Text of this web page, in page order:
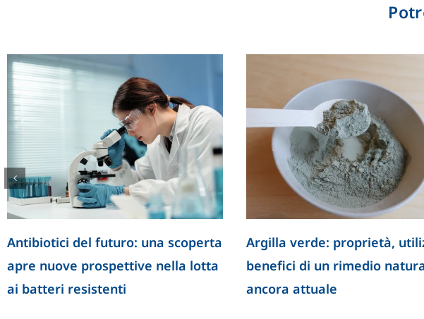
Antibiotici del futuro: una scoperta
apre nuove prospettive nella lotta
ai batteri resistenti
Argilla verde: proprietà,
benefici di un rimedio
ancora attuale